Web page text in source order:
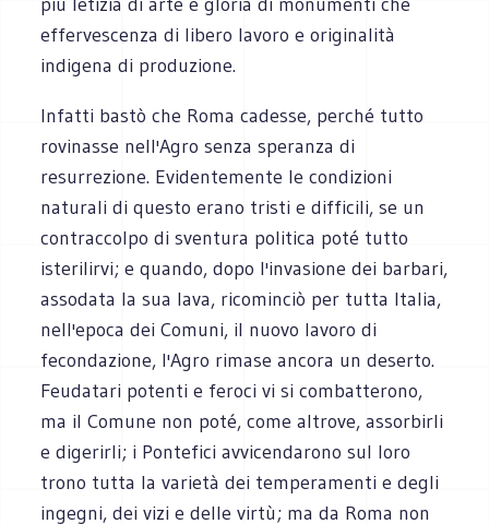
effervescenza di libero lavoro e originalità
indigena di produzione.
Infatti bastò che Roma cadesse, perché tutto
rovinasse nell'Agro senza speranza di
resurrezione. Evidentemente le condizioni
naturali di questo erano tristi e difficili, se un
contraccolpo di sventura politica poté tutto
isterilirvi; e quando, dopo l'invasione dei barbari,
assodata la sua lava, ricominciò per tutta Italia,
nell'epoca dei Comuni, il nuovo lavoro di
fecondazione, l'Agro rimase ancora un deserto.
Feudatari potenti e feroci vi si combatterono,
ma il Comune non poté, come altrove, assorbirli
e digerirli; i Pontefici avvicendarono sul loro
trono tutta la varietà dei temperamenti e degli
ingegni, dei vizi e delle virtù; ma da Roma non